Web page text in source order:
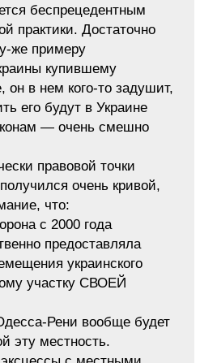
беспрецедентным
практики. Достаточно
же примеру
купившему
он в нем кого-то задушит,
его будут в Украине
— очень смешно
правовой точки
очень кривой,
что:
с 2000 года
предоставляла
украинского
участку СВОЕЙ
Рени вообще будет
эту местность.